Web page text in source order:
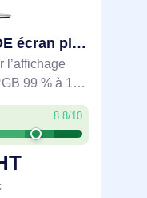
DELL Pro Plus P2725DE écran plat de PC 68,6 cm (27") 2560 x 1440 pixels Quad HD LCD Noir, Argent - DELL-P2725DE
l’affichage
99 % à 100
fluide. USB-
USB et
chaînage
8.8/10